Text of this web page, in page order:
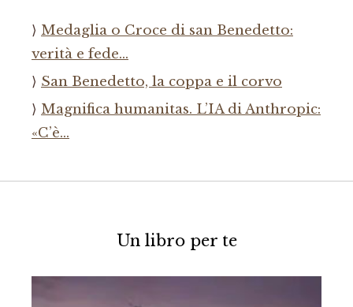
Medaglia o Croce di san Benedetto:
verità e fede…
San Benedetto, la coppa e il corvo
Magnifica humanitas. L’IA di Anthropic:
«C’è…
Un libro per te